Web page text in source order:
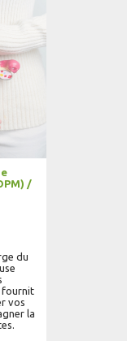
/
du
fournit
vos
la